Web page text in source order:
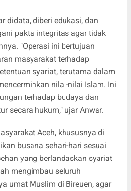
didata, diberi edukasi, dan
pakta integritas agar tidak
"Operasi ini bertujuan
masyarakat terhadap
syariat, terutama dalam
nilai-nilai Islam. Ini
terhadap budaya dan
secara hukum," ujar Anwar.
Aceh, khususnya di
busana sehari-hari sesuai
yang berlandaskan syariat
mengimbau seluruh
umat Muslim di Bireuen, agar